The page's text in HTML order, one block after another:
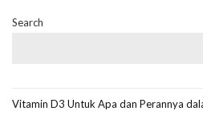
Search
Vitamin D3 Untuk Apa dan Perannya